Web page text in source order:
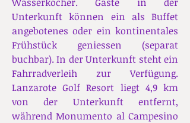
Unterkunft können ein als Buffet
angebotenes oder ein kontinentales
Frühstück geniessen (separat
buchbar). In der Unterkunft steht ein
Fahrradverleih zur Verfügung.
Lanzarote Golf Resort liegt 4,9 km
von der Unterkunft entfernt,
während Monumento al Campesino